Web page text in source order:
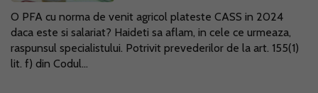
O PFA cu norma de venit agricol plateste CASS in 2024
daca este si salariat? Haideti sa aflam, in cele ce urmeaza,
raspunsul specialistului. Potrivit prevederilor de la art. 155(1)
lit. f) din Codul...